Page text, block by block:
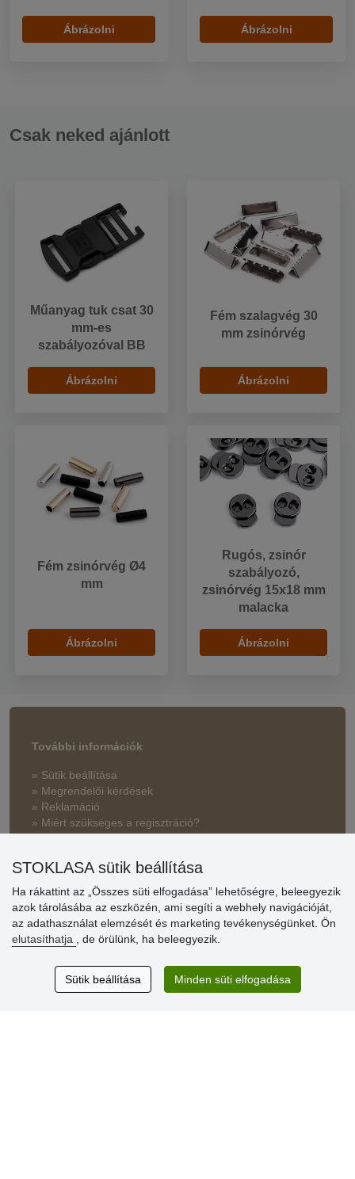
Ábrázolni Ábrázolni
Csak neked ajánlott
Műanyag tuk csat 30
mm-es
szabályozóval BB
Ábrázolni
Fém szalagvég 30
mm zsinórvég
Ábrázolni
Fém zsinórvég Ø4
mm
Ábrázolni
Rugós, zsinór
szabályozó,
zsinórvég 15x18 mm
malacka
Ábrázolni
További információk
» Sütik beállítása
» Megrendelői kérdések
» Reklamáció
» Miért szükséges a regisztráció?
vásárlóinknak
» Súgó
Vásárlók
értékelése
STOKLASA sütik beállítása
Ha rákattint az „Összes süti elfogadása” lehetőségre, beleegyezik
azok tárolásába az eszközén, ami segíti a webhely navigációját,
az adathasználat elemzését és marketing tevékenységünket. Ön
elutasíthatja
, de örülünk, ha beleegyezik.
Sütik beállítása Minden süti elfogadása